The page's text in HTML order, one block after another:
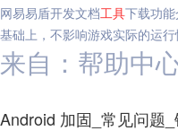
网易易盾开发文档工具下载功
基础上，不影响游戏实际的运
来自：帮助中
Android 加固_常见问题